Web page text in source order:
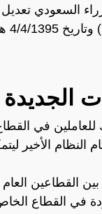
للعاملين في
النظام
القطاعين العام
في القطاع